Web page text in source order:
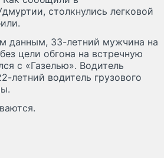
столкнулись легковой
данным, 33-летний мужчина на
цели обгона на встречную
с «Газелью». Водитель
летний водитель грузового